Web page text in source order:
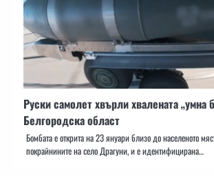
Руски самолет хвърли хвалената „умна
Белгородска област
Бомбата е открита на 23 януари близо до населеното
покрайнините на село Драгуни, и е идентифицирана…